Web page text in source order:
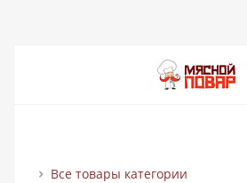
Все товары категории